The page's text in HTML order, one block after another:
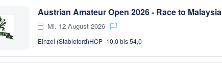
Austrian Amateur Open 2026 - Race to Malaysia
Mi. 12 August 2026
Einzel (Stableford)HCP -10,0 bis 54,0